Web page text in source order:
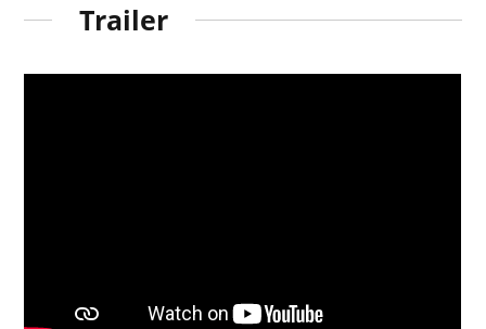
Trailer